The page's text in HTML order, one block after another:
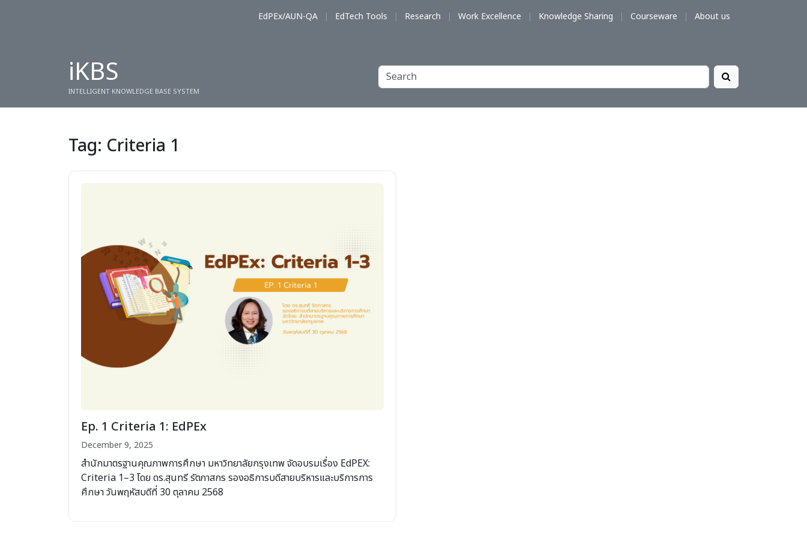
EdPEx/AUN-QA EdTech Tools Research Work Excellence Knowledge Sharing Courseware About us
iKBS
INTELLIGENT KNOWLEDGE BASE SYSTEM
Tag: Criteria 1
Ep. 1 Criteria 1: EdPEx
December 9, 2025
สำนักมาตรฐานคุณภาพการศึกษา มหาวิทยาลัยกรุงเทพ จัดอบรมเรื่อง EdPEX:
Criteria 1–3 โดย ดร.สุนทรี รัตภาสกร รองอธิการบดีสายบริหารและบริการการ
ศึกษา วันพฤหัสบดีที่ 30 ตุลาคม 2568